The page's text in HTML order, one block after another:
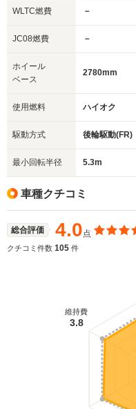
WLTC燃費 －
JC08燃費 －
ホイール
ベース
2780mm
使用燃料 ハイオク
駆動方式 後輪駆動(FR)
最小回転半径 5.3m
車種クチコミ
総合評価 4.0点
クチコミ件数 105 件
維持費
3.8